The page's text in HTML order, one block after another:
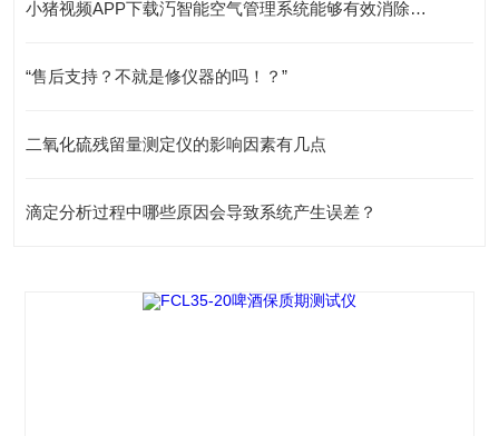
小猪视频APP下载汅智能空气管理系统能够有效消除实验室有毒有害试剂对实验人员的健康危害
“售后支持？不就是修仪器的吗！？”
二氧化硫残留量测定仪的影响因素有几点
滴定分析过程中哪些原因会导致系统产生误差？